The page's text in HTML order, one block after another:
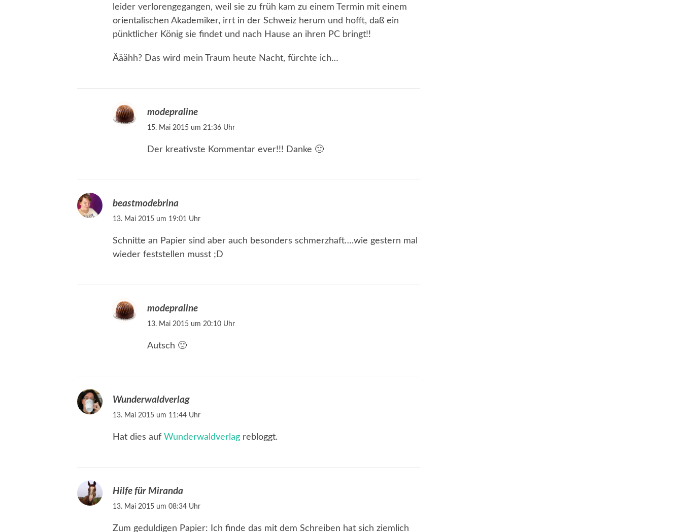
leider verlorengegangen, weil sie zu früh kam zu einem Termin mit einem
orientalischen Akademiker, irrt in der Schweiz herum und hofft, daß ein
pünktlicher König sie findet und nach Hause an ihren PC bringt!!
Ääähh? Das wird mein Traum heute Nacht, fürchte ich…
modepraline
15. Mai 2015 um 21:36 Uhr
Der kreativste Kommentar ever!!! Danke 🙂
beastmodebrina
13. Mai 2015 um 19:01 Uhr
Schnitte an Papier sind aber auch besonders schmerzhaft….wie gestern mal
wieder feststellen musst ;D
modepraline
13. Mai 2015 um 20:10 Uhr
Autsch 🙁
Wunderwaldverlag
13. Mai 2015 um 11:44 Uhr
Hat dies auf Wunderwaldverlag rebloggt.
Hilfe für Miranda
13. Mai 2015 um 08:34 Uhr
Zum geduldigen Papier: Ich finde das mit dem Schreiben hat sich ziemlich